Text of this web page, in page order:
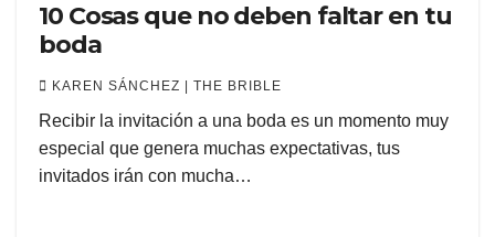
10 Cosas que no deben faltar en tu
boda
KAREN SÁNCHEZ | THE BRIBLE
Recibir la invitación a una boda es un momento muy
especial que genera muchas expectativas, tus
invitados irán con mucha…